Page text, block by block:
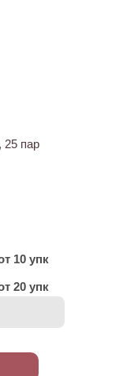
25 пар
10 упк
20 упк